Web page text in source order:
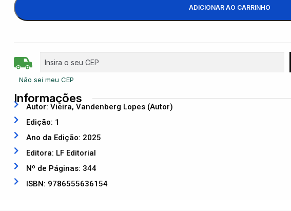
ADICIONAR AO CARRINHO
Não sei meu CEP
Informações
Autor: Vieira, Vandenberg Lopes (Autor)
Edição: 1
Ano da Edição: 2025
Editora: LF Editorial
Nº de Páginas: 344
ISBN: 9786555636154